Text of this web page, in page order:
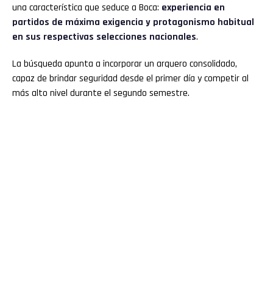
una característica que seduce a Boca: experiencia en
partidos de máxima exigencia y protagonismo habitual
en sus respectivas selecciones nacionales.
La búsqueda apunta a incorporar un arquero consolidado,
capaz de brindar seguridad desde el primer día y competir al
más alto nivel durante el segundo semestre.